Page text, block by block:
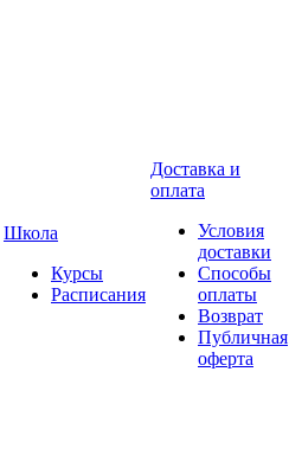
Школа
Курсы
Расписания
Доставка и
оплата
Условия
доставки
Способы
оплаты
Возврат
Публичная
оферта